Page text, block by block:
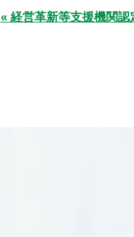
« 経営革新等支援機関